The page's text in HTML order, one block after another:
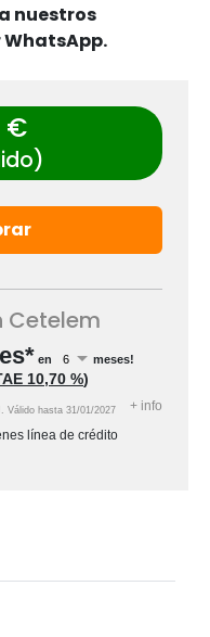
nuestros
€
Cetelem
en meses!
10,70 %)
Válido hasta 31/01/2027 + info
línea de crédito